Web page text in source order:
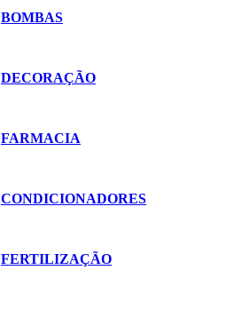
BOMBAS
DECORAÇÃO
FARMACIA
CONDICIONADORES
FERTILIZAÇÃO